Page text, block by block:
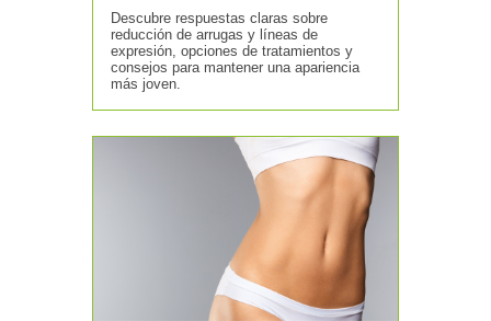
Descubre respuestas claras sobre
reducción de arrugas y líneas de
expresión, opciones de tratamientos y
consejos para mantener una apariencia
más joven.